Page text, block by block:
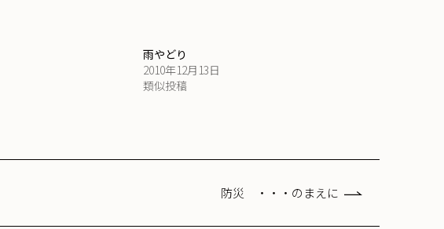
雨やどり
2010年12月13日
類似投稿
防災 ・・・のまえに